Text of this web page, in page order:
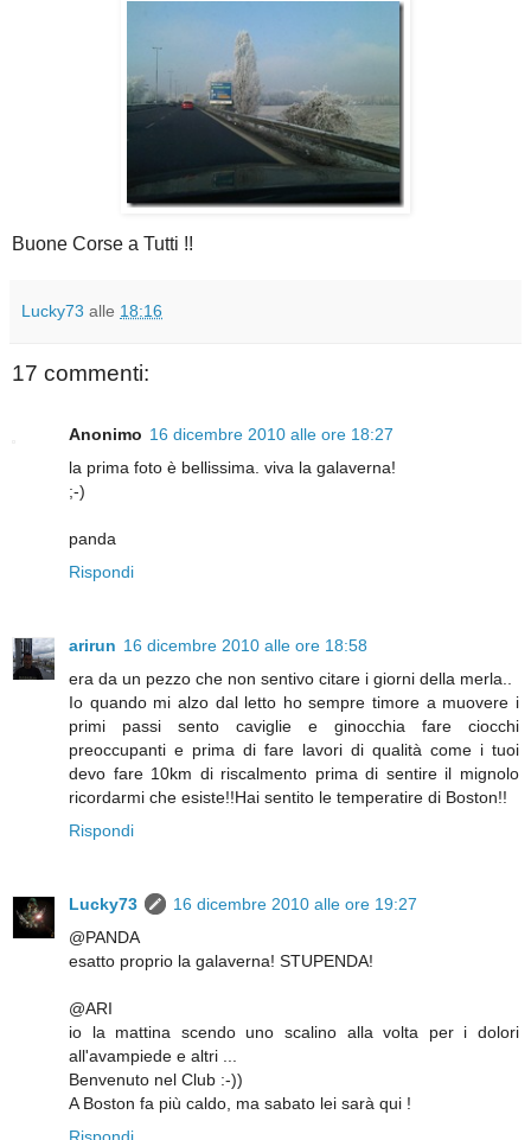
Buone Corse a Tutti !!
Lucky73 alle 18:16
17 commenti:
Anonimo 16 dicembre 2010 alle ore 18:27
la prima foto è bellissima. viva la galaverna!
;-)
panda
Rispondi
arirun 16 dicembre 2010 alle ore 18:58
era da un pezzo che non sentivo citare i giorni della merla..
Io quando mi alzo dal letto ho sempre timore a muovere i
primi passi sento caviglie e ginocchia fare ciocchi
preoccupanti e prima di fare lavori di qualità come i tuoi
devo fare 10km di riscalmento prima di sentire il mignolo
ricordarmi che esiste!!Hai sentito le temperatire di Boston!!
Rispondi
Lucky73
16 dicembre 2010 alle ore 19:27
@PANDA
esatto proprio la galaverna! STUPENDA!
@ARI
io la mattina scendo uno scalino alla volta per i dolori
all'avampiede e altri ...
Benvenuto nel Club :-))
A Boston fa più caldo, ma sabato lei sarà qui !